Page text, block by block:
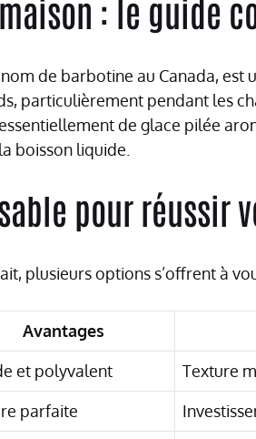
: le guide
de barbotine au Canada, est
particulièrement pendant les
de glace pilée
boisson liquide.
pour réussir
plusieurs options s’offrent à
Avantages
et polyvalent
Texture
parfaite